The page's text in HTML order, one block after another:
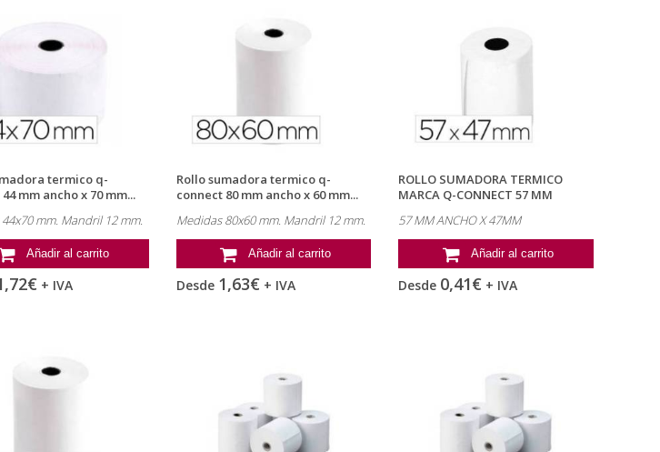
termico q-
mm ancho x 70 mm...
mm. Mandril 12 mm.
Añadir al carrito
+ IVA
Rollo sumadora termico q-
connect 80 mm ancho x 60 mm...
Medidas 80x60 mm. Mandril 12 mm.
Añadir al carrito
Desde 1,63€ + IVA
ROLLO SUMADORA TERMICO
MARCA Q-CONNECT 57 MM
57 MM ANCHO X 47MM
Añadir al carrito
Desde 0,41€ + IVA